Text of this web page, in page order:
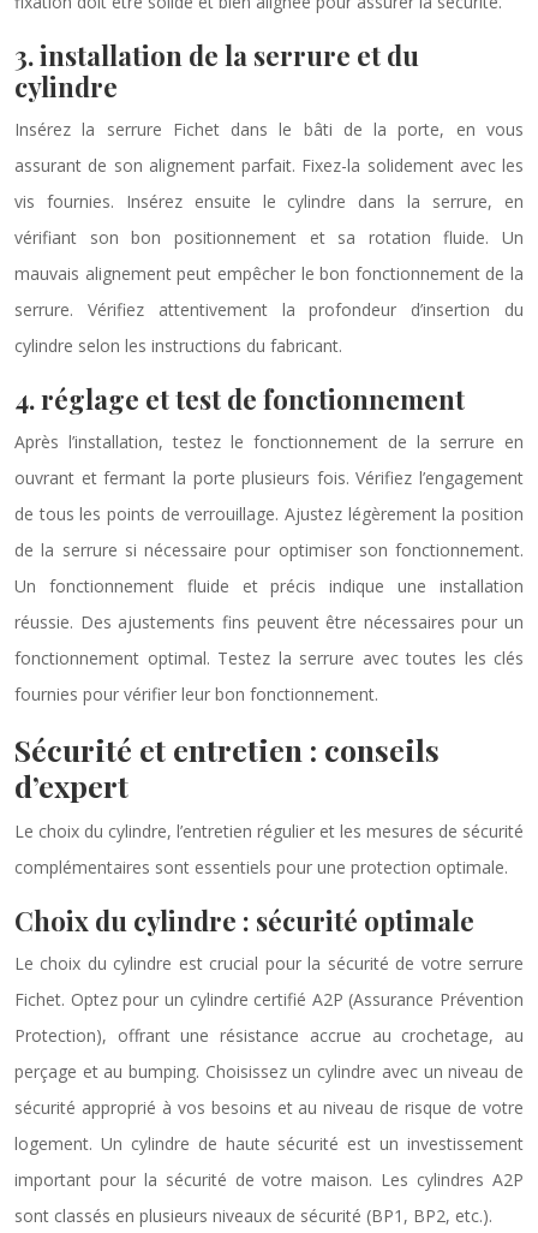
3. installation de la serrure et du
cylindre
Insérez la serrure Fichet dans le bâti de la porte, en vous
assurant de son alignement parfait. Fixez-la solidement avec les
vis fournies. Insérez ensuite le cylindre dans la serrure, en
vérifiant son bon positionnement et sa rotation fluide. Un
mauvais alignement peut empêcher le bon fonctionnement de la
serrure. Vérifiez attentivement la profondeur d’insertion du
cylindre selon les instructions du fabricant.
4. réglage et test de fonctionnement
Après l’installation, testez le fonctionnement de la serrure en
ouvrant et fermant la porte plusieurs fois. Vérifiez l’engagement
de tous les points de verrouillage. Ajustez légèrement la position
de la serrure si nécessaire pour optimiser son fonctionnement.
Un fonctionnement fluide et précis indique une installation
réussie. Des ajustements fins peuvent être nécessaires pour un
fonctionnement optimal. Testez la serrure avec toutes les clés
fournies pour vérifier leur bon fonctionnement.
Sécurité et entretien : conseils
d’expert
Le choix du cylindre, l’entretien régulier et les mesures de sécurité
complémentaires sont essentiels pour une protection optimale.
Choix du cylindre : sécurité optimale
Le choix du cylindre est crucial pour la sécurité de votre serrure
Fichet. Optez pour un cylindre certifié A2P (Assurance Prévention
Protection), offrant une résistance accrue au crochetage, au
perçage et au bumping. Choisissez un cylindre avec un niveau de
sécurité approprié à vos besoins et au niveau de risque de votre
logement. Un cylindre de haute sécurité est un investissement
important pour la sécurité de votre maison. Les cylindres A2P
sont classés en plusieurs niveaux de sécurité (BP1, BP2, etc.).